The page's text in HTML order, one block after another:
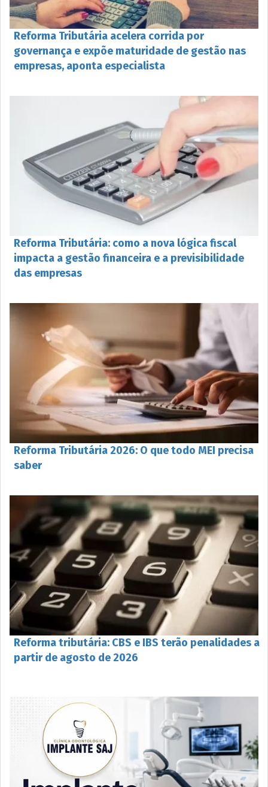
​Reforma Tributária acelera corrida por
governança e expõe maturidade de gestão nas
empresas, aponta especialista
Reforma Tributária: como a nova lógica fiscal
impacta a gestão financeira e a previsibilidade
das empresas
Reforma Tributária 2026: O que todo MEI precisa
saber
Reforma tributária: CBS e IBS terão penalidades a
partir de agosto de 2026